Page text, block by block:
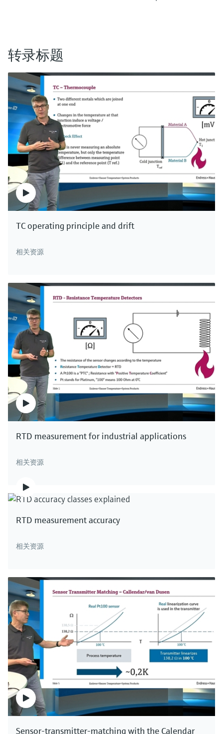
拉曼探头Rxn-10
多功能拉曼光谱分析探头
价格核算中…
拉曼探头Rxn-45
完全兼容生物工艺生产过程
价格核算中…
F L E X
拉曼探头Rxn-46
BioPAT® Spectro平台配套使用
There's more!
We offer a complete portfolio of Raman
spectroscopy measurement systems for the Life
Sciences. Click here to see all our Raman products.
一次性拉曼光学系统
确保一次性生物制药研发和生产的无菌性和可靠性
价格核算中…
拉曼生物多用光学部件和生物套管
维持无菌状态，保证光谱质量，减轻维护和清洁工
作量
价格核算中…
F L E X
拉曼流通池
采样接口功能强大，实现下游工段的实验室测量
There's more!
We offer a complete portfolio of Raman
spectroscopy measurement systems for the Life
Sciences. Click here to see all our Raman products.
转录标题
TC operating principle and drift
相关资源
RTD measurement for industrial applications
相关资源
RTD measurement accuracy
相关资源
Sensor-transmitter-matching with the Calendar